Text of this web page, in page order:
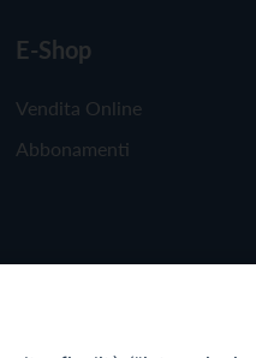
E-Shop
Vendita Online
Abbonamenti